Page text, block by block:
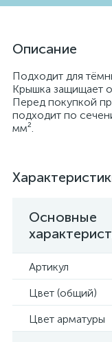
Описание
Подходит для
Крышка защищает
Перед покупкой
подходит по
мм².
Основные
Артикул
Цвет (общий)
Цвет арматуры